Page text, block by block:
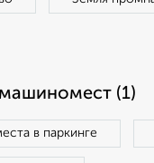
(1)
в паркинге